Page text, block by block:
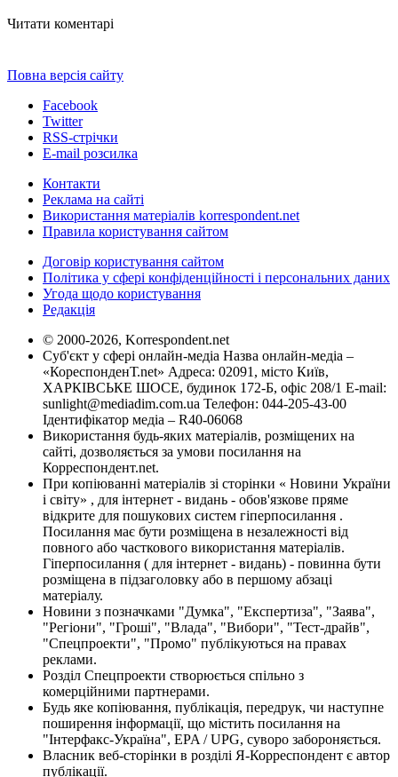
Читати коментарі
Повна версія сайту
Facebook
Twitter
RSS-стрічки
E-mail розсилка
Контакти
Реклама на сайті
Використання матеріалів korrespondent.net
Правила користування сайтом
Договір користування сайтом
Політика у сфері конфіденційності і персональних даних
Угода щодо користування
Редакція
© 2000-2026, Korrespondent.net
Суб'єкт у сфері онлайн-медіа Назва онлайн-медіа –
«КореспонденТ.net» Адреса: 02091, місто Київ,
ХАРКІВСЬКЕ ШОСЕ, будинок 172-Б, офіс 208/1 E-mail:
sunlight@mediadim.com.ua Телефон: 044-205-43-00
Ідентифікатор медіа – R40-06068
Використання будь-яких матеріалів, розміщених на
сайті, дозволяється за умови посилання на
Корреспондент.net.
При копіюванні матеріалів зі сторінки « Новини України
і світу» , для інтернет - видань - обов'язкове пряме
відкрите для пошукових систем гіперпосилання .
Посилання має бути розміщена в незалежності від
повного або часткового використання матеріалів.
Гіперпосилання ( для інтернет - видань) - повинна бути
розміщена в підзаголовку або в першому абзаці
матеріалу.
Новини з позначками "Думка", "Експертиза", "Заява",
"Регіони", "Гроші", "Влада", "Вибори", "Тест-драйв",
"Спецпроекти", "Промо" публікуються на правах
реклами.
Розділ Спецпроекти створюється спільно з
комерційними партнерами.
Будь яке копіювання, публікація, передрук, чи наступне
поширення інформації, що містить посилання на
"Інтерфакс-Україна", EPA / UPG, суворо забороняється.
Власник веб-сторінки в розділі Я-Корреспондент є автор
публікації.